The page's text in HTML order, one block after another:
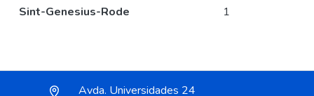
Sint-Genesius-Rode
1
Avda. Universidades 24